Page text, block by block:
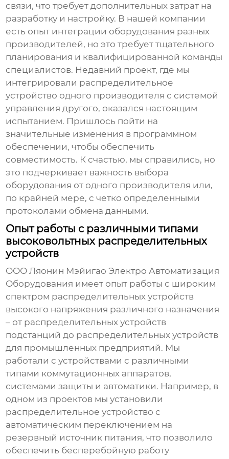
связи, что требует дополнительных затрат на
разработку и настройку. В нашей компании
есть опыт интеграции оборудования разных
производителей, но это требует тщательного
планирования и квалифицированной команды
специалистов. Недавний проект, где мы
интегрировали распределительное
устройство одного производителя с системой
управления другого, оказался настоящим
испытанием. Пришлось пойти на
значительные изменения в программном
обеспечении, чтобы обеспечить
совместимость. К счастью, мы справились, но
это подчеркивает важность выбора
оборудования от одного производителя или,
по крайней мере, с четко определенными
протоколами обмена данными.
Опыт работы с различными типами
высоковольтных распределительных
устройств
ООО Ляонин Мэйигао Электро Автоматизация
Оборудования имеет опыт работы с широким
спектром распределительных устройств
высокого напряжения различного назначения
– от распределительных устройств
подстанций до распределительных устройств
для промышленных предприятий. Мы
работали с устройствами с различными
типами коммутационных аппаратов,
системами защиты и автоматики. Например, в
одном из проектов мы установили
распределительное устройство с
автоматическим переключением на
резервный источник питания, что позволило
обеспечить бесперебойную работу